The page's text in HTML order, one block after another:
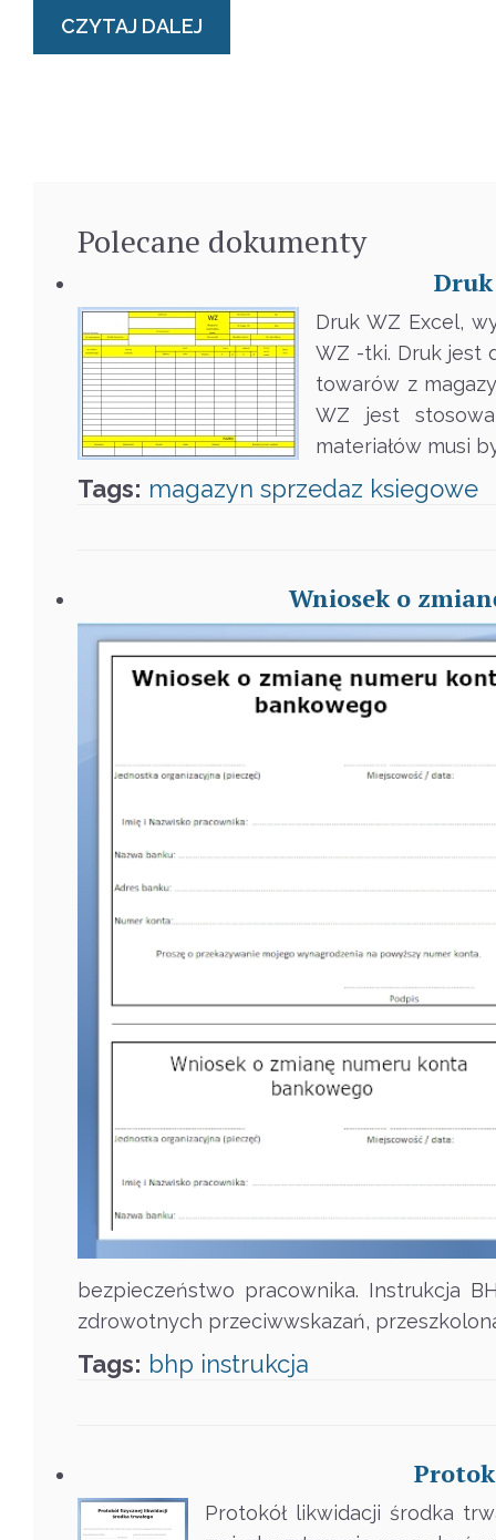
CZYTAJ DALEJ
Polecane dokumenty
Druk WZ Excel,
WZ -tki. Druk jest
towarów z
WZ jest
materiałów musi
Tags: magazyn sprzedaz ksiegowe
Wniosek o
bezpieczeństwo pracownika. Instrukcja
zdrowotnych przeciwwskazań,
Tags: bhp instrukcja
Protokół likwidacji środka